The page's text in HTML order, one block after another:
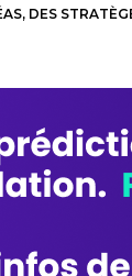
DES